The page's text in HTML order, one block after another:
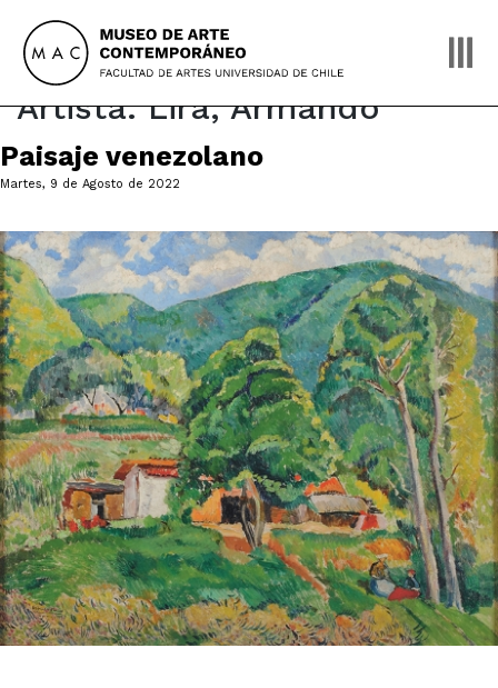
content
Artista:Lira, Armando
Paisaje venezolano
Martes, 9 de Agosto de 2022